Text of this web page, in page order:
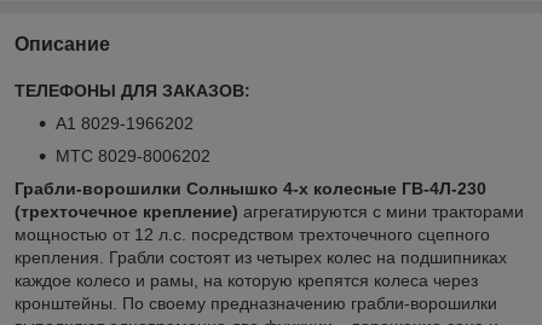
Описание
ТЕЛЕФОНЫ ДЛЯ ЗАКАЗОВ:
А1 8029-1966202
МТС 8029-8006202
Грабли-ворошилки Солнышко 4-х колесные ГВ-4Л-230
(трехточечное крепление) агрегатируются с мини тракторами
мощностью от 12 л.с. посредством трехточечного сцепного
крепления. Грабли состоят из четырех колес на подшипниках
каждое колесо и рамы, на которую крепятся колеса через
кронштейны. По своему предназначению грабли-ворошилки